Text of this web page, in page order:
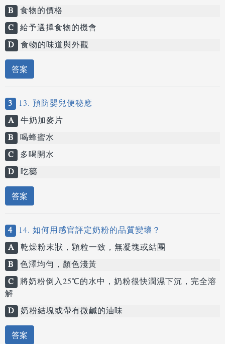
B 食物的價格
C 給予選擇食物的機會
D 食物的味道與外觀
答案
3
13. 預防嬰兒便秘應
A 牛奶加麥片
B 喝蜂蜜水
C 多喝開水
D 吃藥
答案
4 14. 如何用感官評定奶粉的品質變壞？
A 乾燥粉末狀，顆粒一致，無凝塊或結團
B 色澤均勻，顏色淺黃
C 將奶粉倒入25℃的水中，奶粉很快潤濕下沉，完全溶
解
D 奶粉結塊或帶有微鹹的油味
答案